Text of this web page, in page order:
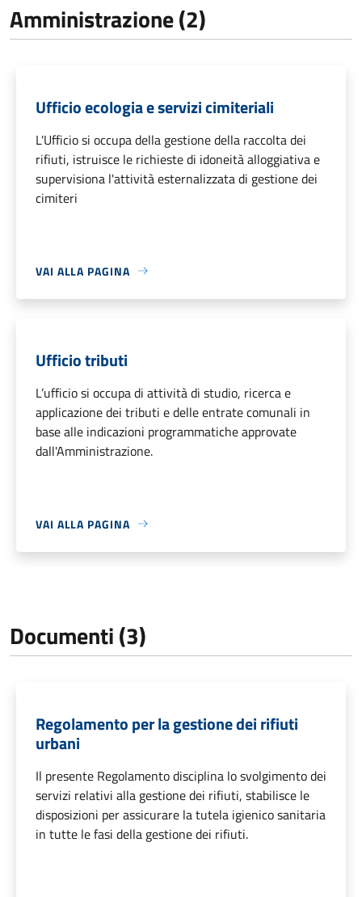
Amministrazione (2)
Ufficio ecologia e servizi cimiteriali
L'Ufficio si occupa della gestione della raccolta dei
rifiuti, istruisce le richieste di idoneità alloggiativa e
supervisiona l'attività esternalizzata di gestione dei
cimiteri
VAI ALLA PAGINA
Ufficio tributi
L’ufficio si occupa di attività di studio, ricerca e
applicazione dei tributi e delle entrate comunali in
base alle indicazioni programmatiche approvate
dall'Amministrazione.
VAI ALLA PAGINA
Documenti (3)
Regolamento per la gestione dei rifiuti
urbani
Il presente Regolamento disciplina lo svolgimento dei
servizi relativi alla gestione dei rifiuti, stabilisce le
disposizioni per assicurare la tutela igienico sanitaria
in tutte le fasi della gestione dei rifiuti.